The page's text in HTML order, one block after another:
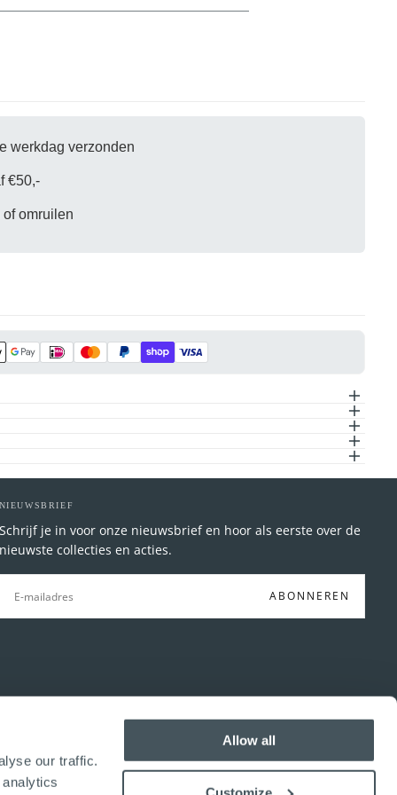
our traffic.
Allow all
werkdag verzonden
€50,-
omruilen
NIEUWSBRIEF
Schrijf je in voor onze nieuwsbrief en hoor als eerste over de
nieuwste collecties en acties.
MAIL
ABONNEREN
geselecteerd.